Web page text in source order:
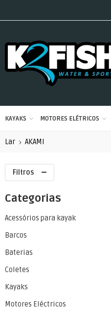
KAYAKS MOTORES ELÉTRICOS
Lar AKAMI
Filtros
Categorias
Acessórios para kayak
Barcos
Baterias
Coletes
Kayaks
Motores Eléctricos